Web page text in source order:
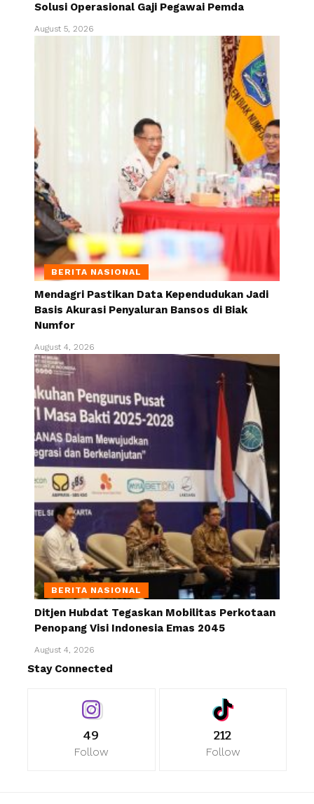
Solusi Operasional Gaji Pegawai Pemda
August 5, 2026
BERITA NASIONAL
Mendagri Pastikan Data Kependudukan Jadi
Basis Akurasi Penyaluran Bansos di Biak
Numfor
August 4, 2026
BERITA NASIONAL
Ditjen Hubdat Tegaskan Mobilitas Perkotaan
Penopang Visi Indonesia Emas 2045
August 4, 2026
Stay Connected
49
Follow
212
Follow